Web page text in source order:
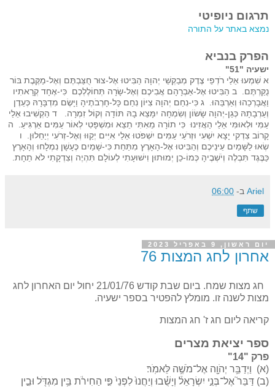
תרגום ניופיטי
נמצא באתר על התורה
הפרק בנביא
ישעיה "51"
א שִׁמְעוּ אֵלַי רֹדְפֵי צֶדֶק מְבַקְשֵׁי יְהוָה הַבִּיטוּ אֶל-צוּר חֻצַּבְתֶּם וְאֶל-מַקֶּבֶת בּוֹר
נֻקַּרְתֶּם. ב הַבִּיטוּ אֶל-אַבְרָהָם אֲבִיכֶם וְאֶל-שָׂרָה תְּחוֹלֶלְכֶם כִּי-אֶחָד קְרָאתִיו
וַאֲבָרְכֵהוּ וְאַרְבֵּהוּ. ג כִּי-נִחַם יְהוָה צִיּוֹן נִחַם כָּל-חָרְבֹתֶיהָ וַיָּשֶׂם מִדְבָּרָהּ כְּעֵדֶן
וְעַרְבָתָהּ כְּגַן-יְהוָה שָׂשׂוֹן וְשִׂמְחָה יִמָּצֵא בָהּ תּוֹדָה וְקוֹל זִמְרָה. ד הַקְשִׁיבוּ אֵלַי
עַמִּי וּלְאוּמִּי אֵלַי הַאֲזִינוּ כִּי תוֹרָה מֵאִתִּי תֵצֵא וּמִשְׁפָּטִי לְאוֹר עַמִּים אַרְגִּיעַ. ה
קָרוֹב צִדְקִי יָצָא יִשְׁעִי וּזְרֹעַי עַמִּים יִשְׁפֹּטוּ אֵלַי אִיִּים יְקַוּוּ וְאֶל-זְרֹעִי יְיַחֵלוּן. ו
שְׂאוּ לַשָּׁמַיִם עֵינֵיכֶם וְהַבִּיטוּ אֶל-הָאָרֶץ מִתַּחַת כִּי-שָׁמַיִם כֶּעָשָׁן נִמְלָחוּ וְהָאָרֶץ
כַּבֶּגֶד תִּבְלֶה וְיֹשְׁבֶיהָ כְּמוֹ-כֵן יְמוּתוּן וִישׁוּעָתִי לְעוֹלָם תִּהְיֶה וְצִדְקָתִי לֹא תֵחָת.
Ariel ב- 06:00
שתף
יום ראשון, 9 באפריל 2023
אחרון לחג המצות 76
חג מצות שמח. ביום שבת קודש 21/01/76 יחול יום האחרון לחג
מצות לשנה זו. מומלץ להפטיר בספר ישעיה.
קריאה ליום חג ז' חג המצות
ספר יציאת מצרים
פרק "14"
(א) וַיְדַבֵּ֥ר יְהֹוָ֖ה אֶל־מֹשֶׁ֥ה לֵּאמֹֽר׃
(ב) דַּבֵּר֮ אֶל־בְּנֵ֣י יִשְׂרָאֵל֒ וְיָשֻׁ֗בוּ וְיַחֲנוּ֙ לִפְנֵי֙ פִּ֣י הַחִירֹ֔ת בֵּ֥ין מִגְדֹּ֖ל וּבֵ֣ין